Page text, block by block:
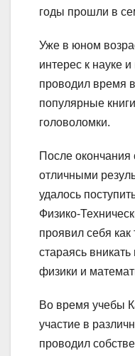
годы прошли в
Уже в юном
интерес к науке
проводил время
популярные
головоломки.
После
отличными
удалось
Физико-
проявил себя как
стараясь
физики и
Во время учебы
участие в
проводил